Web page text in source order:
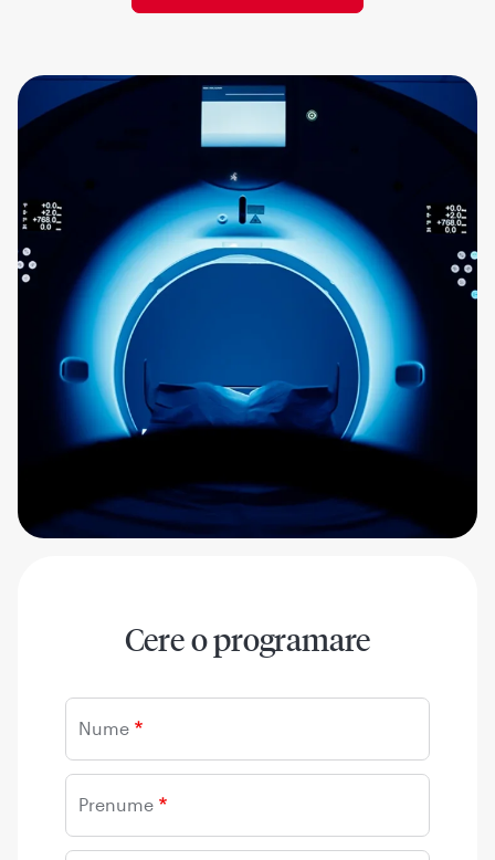
Cere o programare
Nume
Prenume